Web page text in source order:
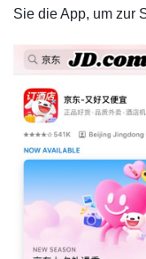
Sie die App, um zur